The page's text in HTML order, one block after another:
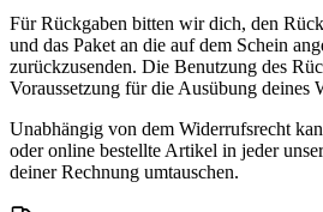
Für Rückgaben bitten wir dich, den
und das Paket an die auf dem Schein
zurückzusenden. Die Benutzung des
Voraussetzung für die Ausübung deines
Unabhängig von dem Widerrufsrecht
oder online bestellte Artikel in jeder
deiner Rechnung umtauschen.